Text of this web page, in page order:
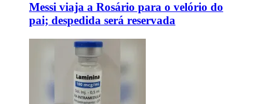
Messi viaja a Rosário para o velório do
pai; despedida será reservada